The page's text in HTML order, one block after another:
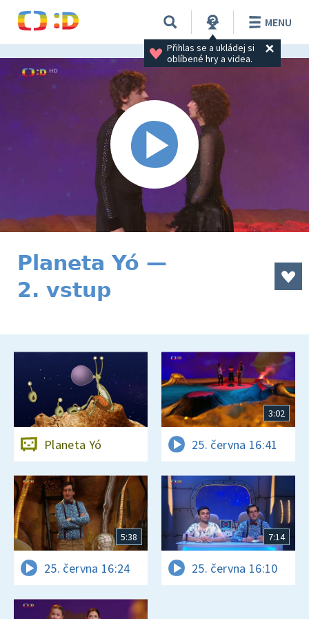
Přihlas se a ukládej si
oblíbené hry a videa.
MENU
Planeta Yó —
2. vstup
Planeta Yó
3:02
25. června 16:41
5:38
25. června 16:24
7:14
25. června 16:10